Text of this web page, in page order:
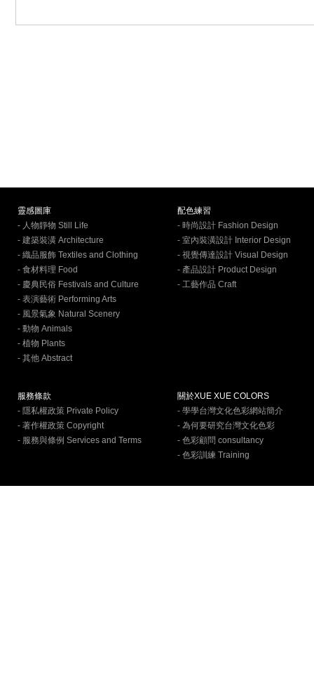
靈感圖庫
- 人物靜物 Still Life
- 建築裝潢 Architecture
- 織品服飾 Textiles and Clothing
- 食材料理 Food
- 慶典民俗 Festivals and Culture
- 表演藝術 Performing Arts
- 風景氣象 Natural Scenery
- 動物 Animals
- 植物 Plants
- 其他 Abstract
配色練習
- 時尚設計 Fashion Design
- 室內裝潢設計 Interior Design
- 視覺傳達設計 Visual Design
- 產品設計 Product Design
- 工藝作品 Craft
服務條款
- 隱私權政策 Private Policy
- 著作權政策 Copyright
- 服務與條例 Services and Terms
關於XUE XUE COLORS
- 學學台灣文化色彩網站簡介
- 為何要研究台灣文化色彩
- 色彩顧問 consultancy
- 色彩訓練 Training